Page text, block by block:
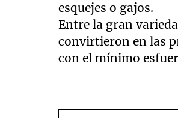
esquejes o gajos.
Entre la gran
convirtieron en las
con el mínimo